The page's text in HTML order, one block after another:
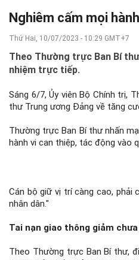
Nghiêm cấm mọi
Thứ Hai, 10/07/2023 - 10:29 GMT+7
Theo Thường trực Ban Bí
nhiệm trực tiếp.
Sáng 6/7, Ủy viên Bộ Chính trị,
thư Trung ương Đảng về tăng
Thường trực Ban Bí thư nhấn
hành vi can thiệp, tác động vào
Cán bộ giữ vị trí càng cao,
nhân dân."
Tai nạn giao thông giảm
Theo Thường trực Ban Bí thư,